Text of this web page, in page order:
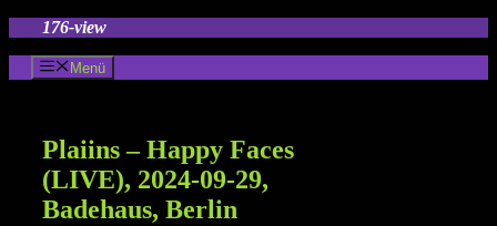
springen
176-view
Menü
Plaiins – Happy Faces
(LIVE), 2024-09-29,
Badehaus, Berlin